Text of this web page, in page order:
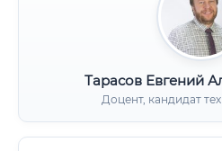
Тарасов Евгений
Доцент, кандидат